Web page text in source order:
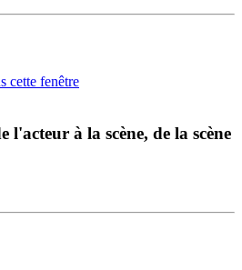
cette fenêtre
l'acteur à la scène, de la scène